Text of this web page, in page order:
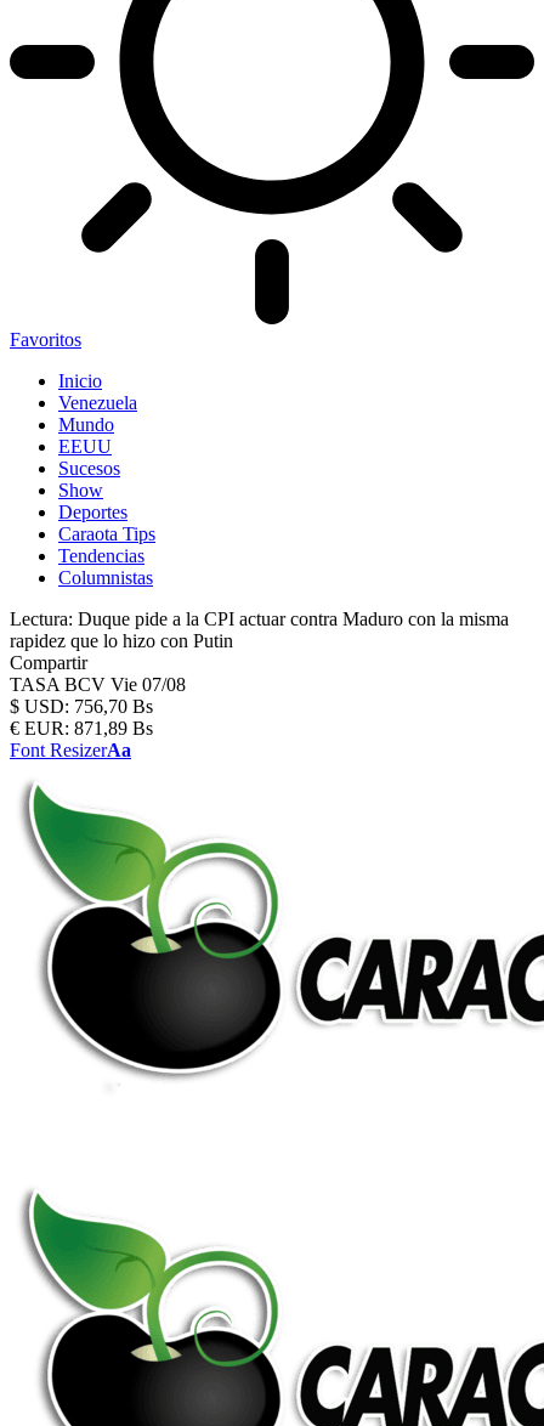
Favoritos
Inicio
Venezuela
Mundo
EEUU
Sucesos
Show
Deportes
Caraota Tips
Tendencias
Columnistas
Lectura: Duque pide a la CPI actuar contra Maduro con la misma
rapidez que lo hizo con Putin
Compartir
TASA BCV Vie 07/08
$ USD: 756,70 Bs
€ EUR: 871,89 Bs
Font ResizerAa